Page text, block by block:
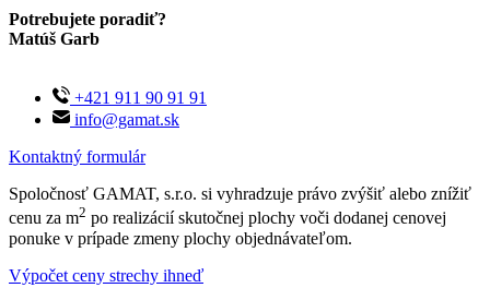
Potrebujete poradiť?
Matúš Garb
+421 911 90 91 91
info@gamat.sk
Kontaktný formulár
Spoločnosť GAMAT, s.r.o. si vyhradzuje právo zvýšiť alebo znížiť
cenu za m2 po realizácií skutočnej plochy voči dodanej cenovej
ponuke v prípade zmeny plochy objednávateľom.
Výpočet ceny strechy ihneď